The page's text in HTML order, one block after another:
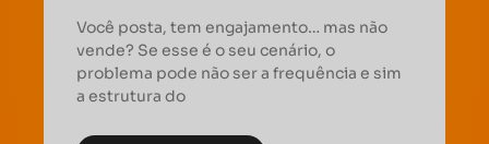
Você posta, tem engajamento… mas não
vende? Se esse é o seu cenário, o
problema pode não ser a frequência e sim
a estrutura do